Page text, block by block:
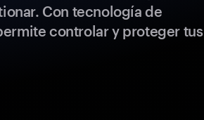
Con tecnología de
controlar y proteger tus